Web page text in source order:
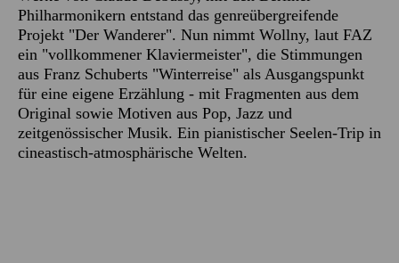
Philharmonikern entstand das genreübergreifende
Projekt "Der Wanderer". Nun nimmt Wollny, laut FAZ
ein "vollkommener Klaviermeister", die Stimmungen
aus Franz Schuberts "Winterreise" als Ausgangspunkt
für eine eigene Erzählung - mit Fragmenten aus dem
Original sowie Motiven aus Pop, Jazz und
zeitgenössischer Musik. Ein pianistischer Seelen-Trip in
cineastisch-atmosphärische Welten.